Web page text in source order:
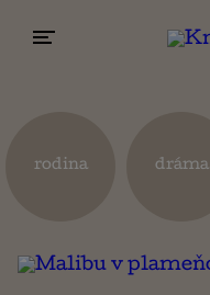
rodina dráma